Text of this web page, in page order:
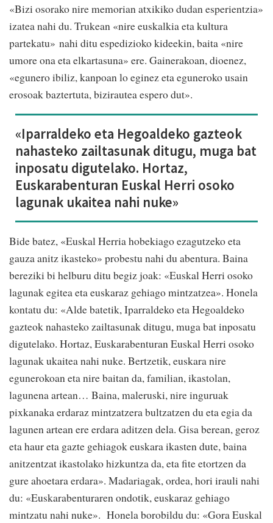
«Bizi osorako nire memorian atxikiko dudan esperientzia»
izatea nahi du. Trukean «nire euskalkia eta kultura
partekatu» nahi ditu espedizioko kideekin, baita «nire
umore ona eta elkartasuna» ere. Gainerakoan, dioenez,
«egunero ibiliz, kanpoan lo eginez eta eguneroko usain
erosoak baztertuta, bizirautea espero dut».
«Iparraldeko eta Hegoaldeko gazteok
nahasteko zailtasunak ditugu, muga bat
inposatu digutelako. Hortaz,
Euskarabenturan Euskal Herri osoko
lagunak ukaitea nahi nuke»
Bide batez, «Euskal Herria hobekiago ezagutzeko eta
gauza anitz ikasteko» probestu nahi du abentura. Baina
bereziki bi helburu ditu begiz joak: «Euskal Herri osoko
lagunak egitea eta euskaraz gehiago mintzatzea». Honela
kontatu du: «Alde batetik, Iparraldeko eta Hegoaldeko
gazteok nahasteko zailtasunak ditugu, muga bat inposatu
digutelako. Hortaz, Euskarabenturan Euskal Herri osoko
lagunak ukaitea nahi nuke. Bertzetik, euskara nire
egunerokoan eta nire baitan da, familian, ikastolan,
lagunena artean… Baina, maleruski, nire inguruak
pixkanaka erdaraz mintzatzera bultzatzen du eta egia da
lagunen artean ere erdara aditzen dela. Gisa berean, geroz
eta haur eta gazte gehiagok euskara ikasten dute, baina
anitzentzat ikastolako hizkuntza da, eta fite etortzen da
gure ahoetara erdara». Madariagak, ordea, hori irauli nahi
du: «Euskarabenturaren ondotik, euskaraz gehiago
mintzatu nahi nuke». Honela borobildu du: «Gora Euskal